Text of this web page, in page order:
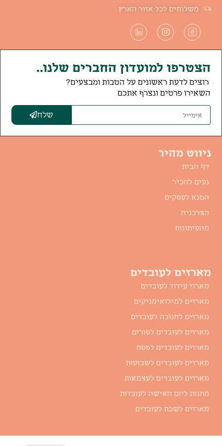
משלוחים לכל אזור הארץ
הצטרפו למועדון החברים שלנו..
רוצים לדעת ראשונים על הטבות ומבצעים?
השאירו פרטים ונצרף אתכם
שלח
ניווט מהיר
דף הבית
נעים להכיר
הטנא לעסקים
הצרכניה
מהעיתונות
מארזים לעובדים
מארזי עידוד לעובדים
מארזים למילואימניקים
מארזים לחנוכה לעובדים
מארזים לעובדים לפורים
מארזים לעובדים לפסח
מארזים לעובדים לשבועות
מארזים לעובדים לעצמאות
מתנות ליום האישה לעובדות
מארזים לשבת לעובדים